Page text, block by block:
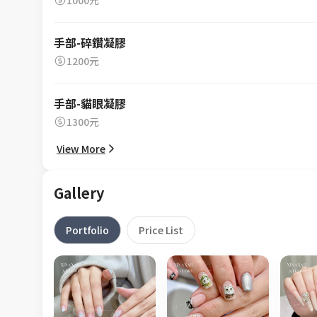
手部-碎鑽凝膠
1200元
手部-貓眼凝膠
1300元
View More
Gallery
Portfolio Price List